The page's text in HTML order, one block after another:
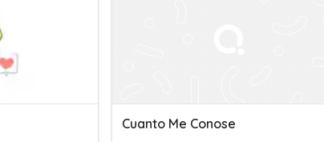
Cuanto Me Conose